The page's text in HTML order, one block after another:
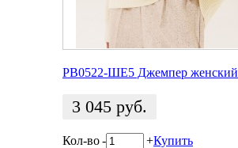
РВ0522-ШЕ5 Джемпер женский
3 045 руб.
Кол-во- +Купить